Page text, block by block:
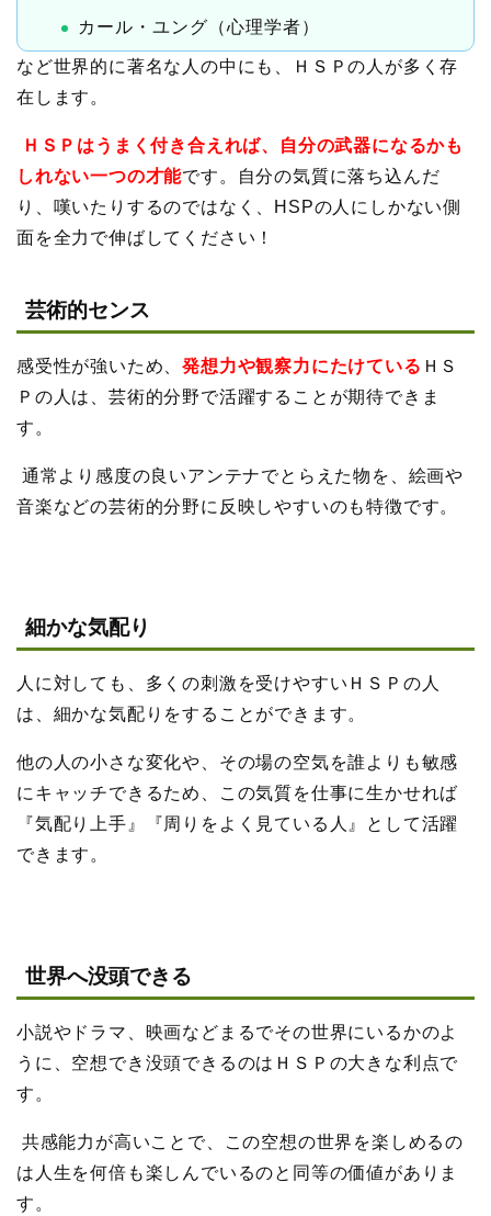
カール・ユング（心理学者）
など世界的に著名な人の中にも、ＨＳＰの人が多く存
在します。
ＨＳＰはうまく付き合えれば、自分の武器になるかも
しれない一つの才能です。自分の気質に落ち込んだ
り、嘆いたりするのではなく、HSPの人にしかない側
面を全力で伸ばしてください！
芸術的センス
感受性が強いため、発想力や観察力にたけている ＨＳ
Ｐの人は、芸術的分野で活躍することが期待できま
す。
通常より感度の良いアンテナでとらえた物を、絵画や
音楽などの芸術的分野に反映しやすいのも特徴です。
細かな気配り
人に対しても、多くの刺激を受けやすいＨＳＰの人
は、細かな気配りをすることができます。
他の人の小さな変化や、その場の空気を誰よりも敏感
にキャッチできるため、この気質を仕事に生かせれば
『気配り上手』『周りをよく見ている人』として活躍
できます。
世界へ没頭できる
小説やドラマ、映画などまるでその世界にいるかのよ
うに、空想でき没頭できるのはＨＳＰの大きな利点で
す。
共感能力が高いことで、この空想の世界を楽しめるの
は人生を何倍も楽しんでいるのと同等の価値がありま
す。